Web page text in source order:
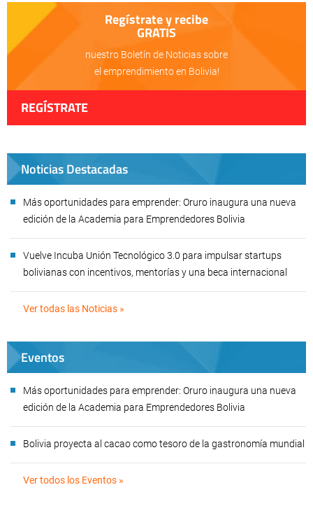
Regístrate y recibe
GRATIS
nuestro Boletín de Noticias sobre
el emprendimiento en Bolivia!
REGÍSTRATE
Noticias Destacadas
Más oportunidades para emprender: Oruro inaugura una nueva
edición de la Academia para Emprendedores Bolivia
Vuelve Incuba Unión Tecnológico 3.0 para impulsar startups
bolivianas con incentivos, mentorías y una beca internacional
Ver todas las Noticias »
Eventos
Más oportunidades para emprender: Oruro inaugura una nueva
edición de la Academia para Emprendedores Bolivia
Bolivia proyecta al cacao como tesoro de la gastronomía mundial
Ver todos los Eventos »